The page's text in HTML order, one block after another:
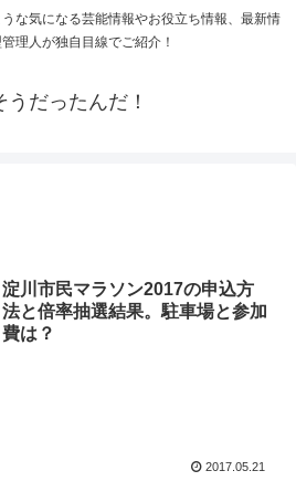
な気になる芸能情報やお役立ち情報、最新情
理人が独自目線でご紹介！
うだったんだ！
淀川市民マラソン2017の申込方
法と倍率抽選結果。駐車場と参加
費は？
2017.05.21